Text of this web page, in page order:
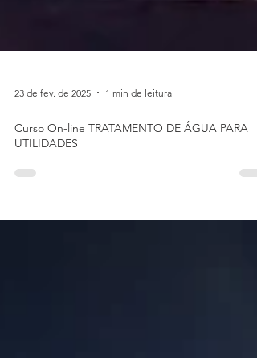
23 de fev. de 2025 1 min de leitura
UTILIDADES